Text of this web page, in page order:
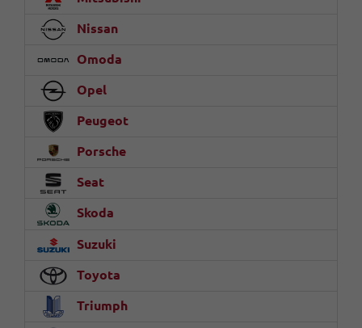
Nissan
Omoda
Opel
Peugeot
Porsche
Seat
Skoda
Suzuki
Toyota
Triumph